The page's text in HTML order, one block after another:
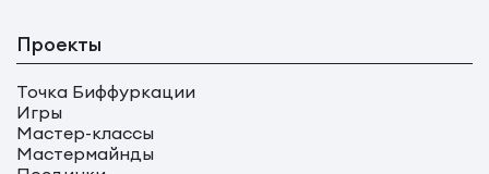
Проекты
Точка Биффуркации
Игры
Мастер-классы
Мастермайнды